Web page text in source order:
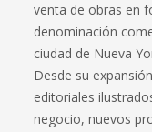
venta de obras en
denominación
ciudad de Nueva
Desde su
editoriales
negocio, nuevos